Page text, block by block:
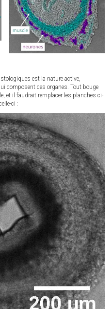
est la nature active,
composent ces organes. Tout bouge
et il faudrait remplacer les planches ci-
ci :